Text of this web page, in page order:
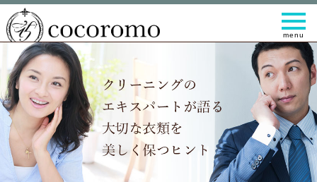
t
o
g
g
l
e
n
a
v
i
g
a
t
i
o
n